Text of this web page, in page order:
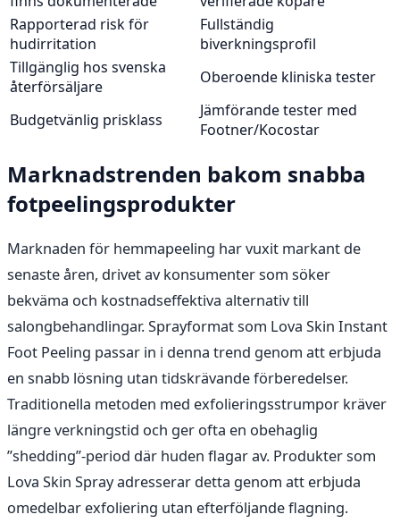
Rapporterad risk för
hudirritation
Fullständig
biverkningsprofil
Tillgänglig hos svenska
återförsäljare
Oberoende kliniska tester
Budgetvänlig prisklass
Jämförande tester med
Footner/Kocostar
Marknadstrenden bakom snabba
fotpeelingsprodukter
Marknaden för hemmapeeling har vuxit markant de
senaste åren, drivet av konsumenter som söker
bekväma och kostnadseffektiva alternativ till
salongbehandlingar. Sprayformat som Lova Skin Instant
Foot Peeling passar in i denna trend genom att erbjuda
en snabb lösning utan tidskrävande förberedelser.
Traditionella metoden med exfolieringsstrumpor kräver
längre verkningstid och ger ofta en obehaglig
”shedding”-period där huden flagar av. Produkter som
Lova Skin Spray adresserar detta genom att erbjuda
omedelbar exfoliering utan efterföljande flagning.